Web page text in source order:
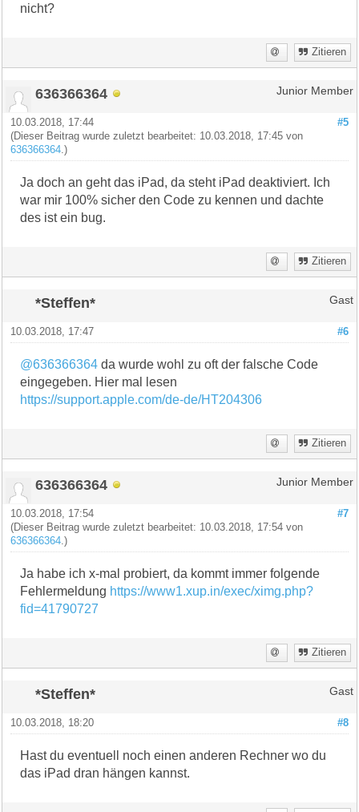
nicht?
Zitieren
636366364 Junior Member
#5
10.03.2018, 17:44
(Dieser Beitrag wurde zuletzt bearbeitet: 10.03.2018, 17:45 von
636366364 .)
Ja doch an geht das iPad, da steht iPad deaktiviert. Ich
war mir 100% sicher den Code zu kennen und dachte
des ist ein bug.
Zitieren
*Steffen* Gast
#6
10.03.2018, 17:47
@636366364 da wurde wohl zu oft der falsche Code
eingegeben. Hier mal lesen
https://support.apple.com/de-de/HT204306
Zitieren
636366364 Junior Member
#7
10.03.2018, 17:54
(Dieser Beitrag wurde zuletzt bearbeitet: 10.03.2018, 17:54 von
636366364 .)
Ja habe ich x-mal probiert, da kommt immer folgende
Fehlermeldung https://www1.xup.in/exec/ximg.php?
fid=41790727
Zitieren
*Steffen* Gast
#8
10.03.2018, 18:20
Hast du eventuell noch einen anderen Rechner wo du
das iPad dran hängen kannst.